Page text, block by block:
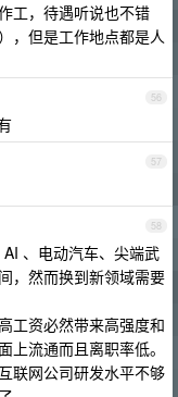
工，待遇听说也不错
，但是工作地点都是人
56
57
58
、电动汽车、尖端武
，然而换到新领域需要
工资必然带来高强度和
上流通而且离职率低。
联网公司研发水平不够